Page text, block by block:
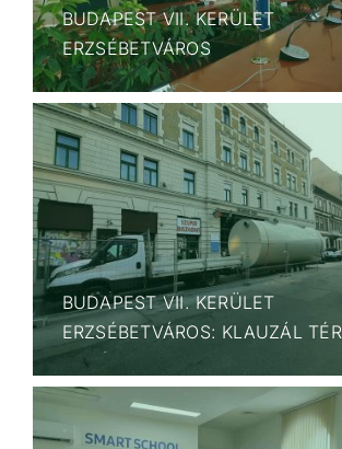
BUDAPEST VII. KERÜLET
ERZSÉBETVÁROS
BUDAPEST VII. KERÜLET
ERZSÉBETVÁROS: KLAUZÁL TÉR